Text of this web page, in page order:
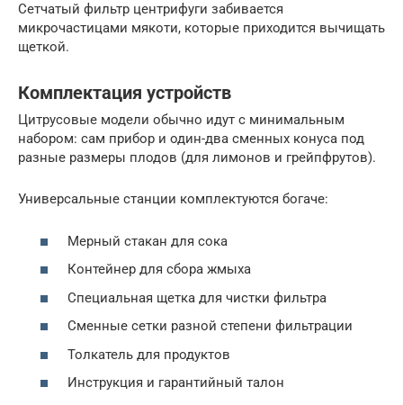
Сетчатый фильтр центрифуги забивается
микрочастицами мякоти, которые приходится вычищать
щеткой.
Комплектация устройств
Цитрусовые модели обычно идут с минимальным
набором: сам прибор и один-два сменных конуса под
разные размеры плодов (для лимонов и грейпфрутов).
Универсальные станции комплектуются богаче:
Мерный стакан для сока
Контейнер для сбора жмыха
Специальная щетка для чистки фильтра
Сменные сетки разной степени фильтрации
Толкатель для продуктов
Инструкция и гарантийный талон